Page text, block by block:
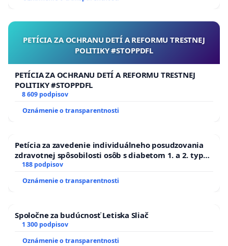
ĎUMBIERSKEJ/MAGU
PETÍCIA ZA OCHRANU DETÍ A REFORMU TRESTNEJ
POLITIKY #STOPPDFL
PETÍCIA ZA OCHRANU DETÍ A REFORMU TRESTNEJ
POLITIKY #STOPPDFL
8 609 podpisov
Oznámenie o transparentnosti
Petícia za zavedenie individuálneho posudzovania
zdravotnej spôsobilosti osôb s diabetom 1. a 2. typu
pri prijímaní do Policajného zboru SR
188 podpisov
Oznámenie o transparentnosti
Spoločne za budúcnosť Letiska Sliač
1 300 podpisov
Oznámenie o transparentnosti